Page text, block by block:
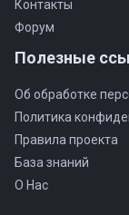
Контакты
Форум
Полезные
Об обработке
Политика
Правила проекта
База знаний
О Нас